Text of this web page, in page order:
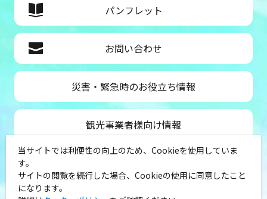
パンフレット
お問い合わせ
災害・緊急時のお役立ち情報
観光事業者様向け情報
公益社団法人神奈川県観光協会
〒231-8521
神奈川県横浜市中区山下町１
当サイトでは利便性の向上のため、Cookieを使用していま
す。
サイトの閲覧を続行した場合、Cookieの使用に同意したこと
になります。